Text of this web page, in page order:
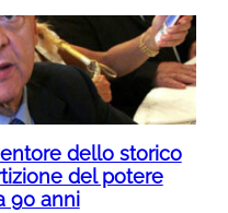
dello storico
del potere
90 anni